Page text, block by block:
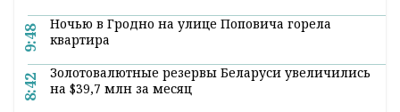
9:48
Ночью в Гродно на улице Поповича горела
квартира
8:42
Золотовалютные резервы Беларуси увеличились
на $39,7 млн за месяц